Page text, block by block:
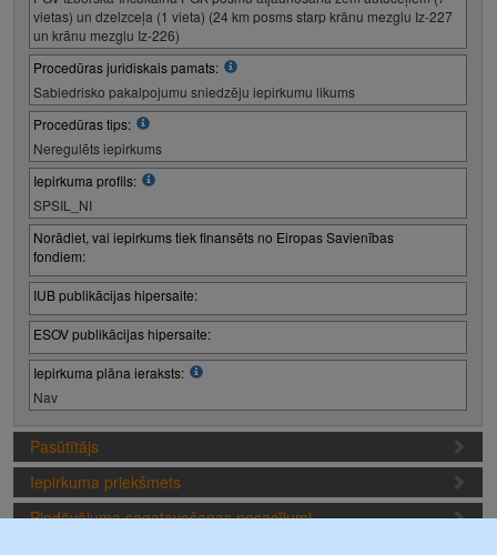
vietas) un dzelzceļa (1 vieta) (24 km posms starp krānu mezglu Iz-227
un krānu mezglu Iz-226)
Procedūras juridiskais pamats:
Sabiedrisko pakalpojumu sniedzēju iepirkumu likums
Procedūras tips:
Neregulēts iepirkums
Iepirkuma profils:
SPSIL_NI
Norādiet, vai iepirkums tiek finansēts no Eiropas Savienības
fondiem:
IUB publikācijas hipersaite:
ESOV publikācijas hipersaite:
Iepirkuma plāna ieraksts:
Nav
Pasūtītājs
Iepirkuma priekšmets
Piedāvājuma sagatavošanas nosacījumi